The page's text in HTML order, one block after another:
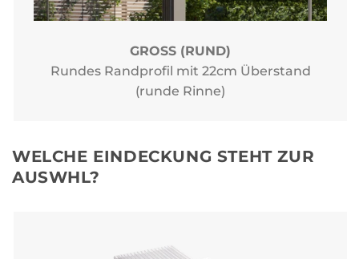
GROSS (RUND)
Rundes Randprofil mit 22cm Überstand
(runde Rinne)
WELCHE EINDECKUNG STEHT ZUR
AUSWHL?